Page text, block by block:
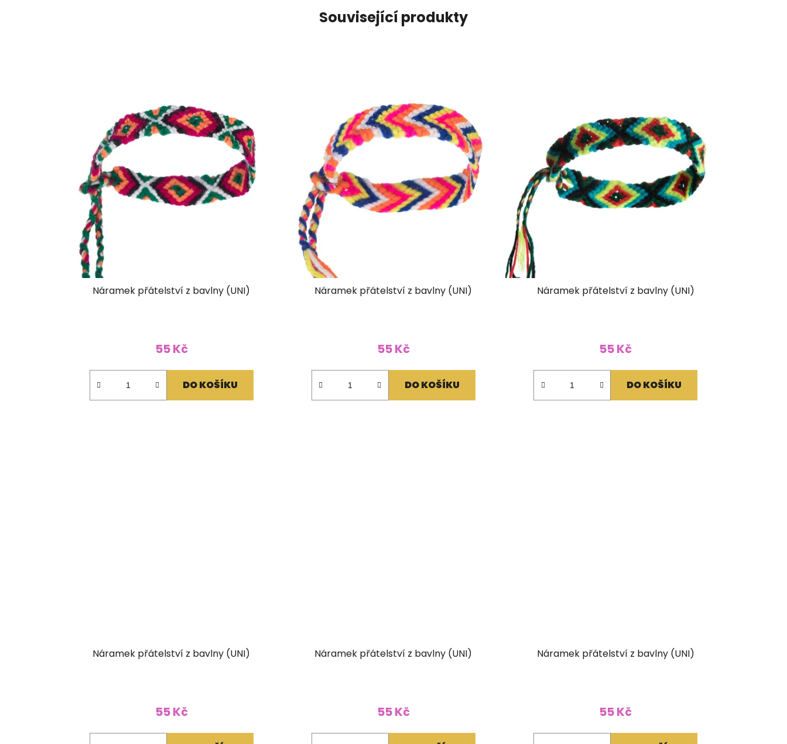
Související produkty
Náramek přátelství z bavlny (UNI)
55 Kč
DO KOŠÍKU
Náramek přátelství z bavlny (UNI)
55 Kč
DO KOŠÍKU
Náramek přátelství z bavlny (UNI)
55 Kč
DO KOŠÍKU
Náramek přátelství z bavlny (UNI)
55 Kč
Náramek přátelství z bavlny (UNI)
55 Kč
Náramek přátelství z bavlny (UNI)
55 Kč